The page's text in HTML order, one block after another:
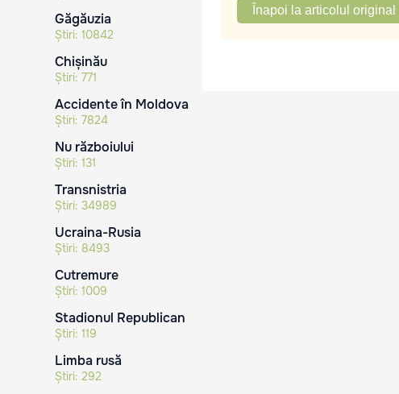
Găgăuzia
Știri: 10842
Chișinău
Știri: 771
Accidente în Moldova
Știri: 7824
Nu războiului
Știri: 131
Transnistria
Știri: 34989
Ucraina-Rusia
Știri: 8493
Cutremure
Știri: 1009
Stadionul Republican
Știri: 119
Limba rusă
Știri: 292
Înapoi la articolul original